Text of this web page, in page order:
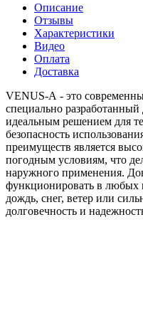
Описание
Отзывы
Характеристики
Видео
Оплата
Доставка
VENUS-А - это
специально
идеальным решением для
безопасность
преимуществ является
погодным условиям, что
наружного применения.
функционировать в любых
дождь, снег, ветер или
долговечность и